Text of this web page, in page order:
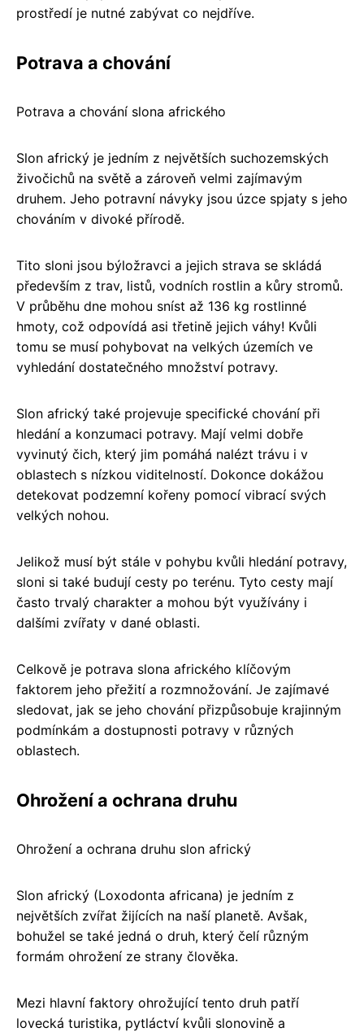
prostředí je nutné zabývat co nejdříve.
Potrava a chování
Potrava a chování slona afrického
Slon africký je jedním z největších suchozemských
živočichů na světě a zároveň velmi zajímavým
druhem. Jeho potravní návyky jsou úzce spjaty s jeho
chováním v divoké přírodě.
Tito sloni jsou býložravci a jejich strava se skládá
především z trav, listů, vodních rostlin a kůry stromů.
V průběhu dne mohou sníst až 136 kg rostlinné
hmoty, což odpovídá asi třetině jejich váhy! Kvůli
tomu se musí pohybovat na velkých územích ve
vyhledání dostatečného množství potravy.
Slon africký také projevuje specifické chování při
hledání a konzumaci potravy. Mají velmi dobře
vyvinutý čich, který jim pomáhá nalézt trávu i v
oblastech s nízkou viditelností. Dokonce dokážou
detekovat podzemní kořeny pomocí vibrací svých
velkých nohou.
Jelikož musí být stále v pohybu kvůli hledání potravy,
sloni si také budují cesty po terénu. Tyto cesty mají
často trvalý charakter a mohou být využívány i
dalšími zvířaty v dané oblasti.
Celkově je potrava slona afrického klíčovým
faktorem jeho přežití a rozmnožování. Je zajímavé
sledovat, jak se jeho chování přizpůsobuje krajinným
podmínkám a dostupnosti potravy v různých
oblastech.
Ohrožení a ochrana druhu
Ohrožení a ochrana druhu slon africký
Slon africký (Loxodonta africana) je jedním z
největších zvířat žijících na naší planetě. Avšak,
bohužel se také jedná o druh, který čelí různým
formám ohrožení ze strany člověka.
Mezi hlavní faktory ohrožující tento druh patří
lovecká turistika, pytláctví kvůli slonovině a